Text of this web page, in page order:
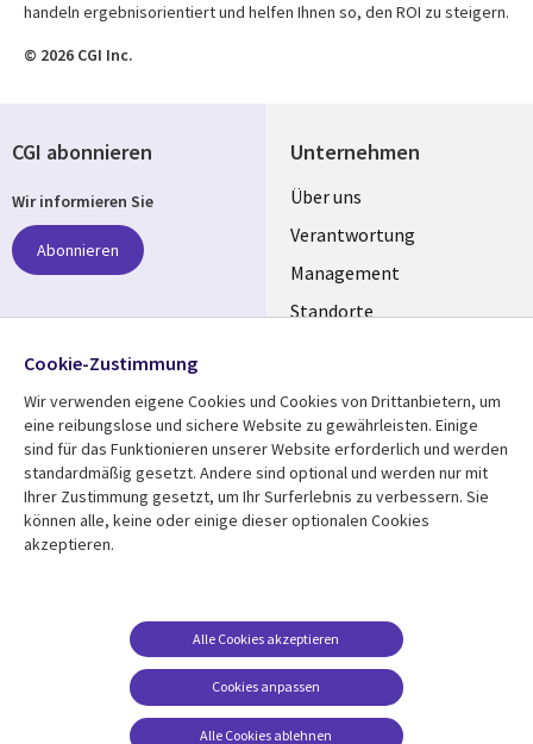
handeln ergebnisorientiert und helfen Ihnen so, den ROI zu steigern.
© 2026 CGI Inc.
Unternehmen
Useful
links
GERMANY
Über uns
Verantwortung
Management
Standorte
Mediathek
Library
GERMANY
Aktuelles
Rechtliches
Beschwerden/Hinweise
Compliance
Datenschutz
Impressum
CGI abonnieren
Wir informieren Sie
Abonnieren
Folgen Sie uns
Social
Media
GERMANY
Cookie-Zustimmung
Wir verwenden eigene Cookies und Cookies von Drittanbietern, um
eine reibungslose und sichere Website zu gewährleisten. Einige
sind für das Funktionieren unserer Website erforderlich und werden
standardmäßig gesetzt. Andere sind optional und werden nur mit
Ihrer Zustimmung gesetzt, um Ihr Surferlebnis zu verbessern. Sie
können alle, keine oder einige dieser optionalen Cookies
akzeptieren.
Cookies anpassen
Alle Cookies akzeptieren
Alle Cookies ablehnen